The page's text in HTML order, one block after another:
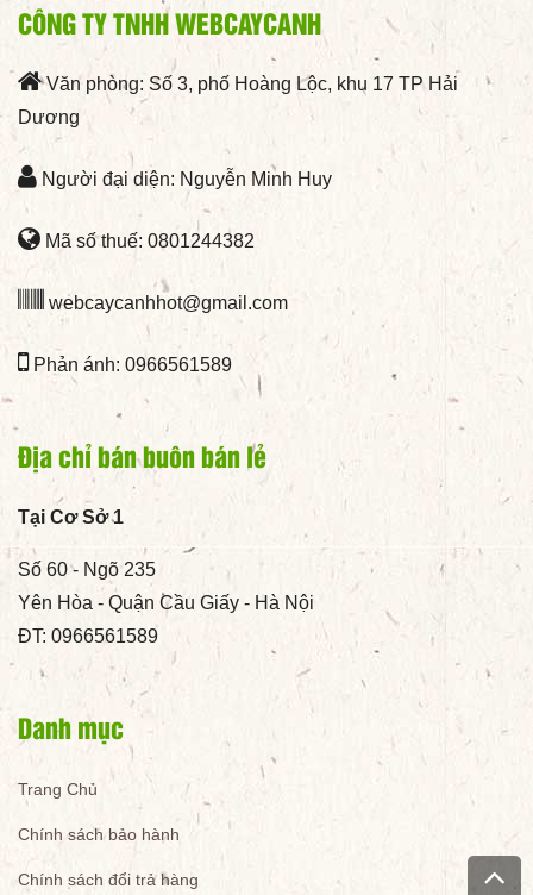
CÔNG TY TNHH WEBCAYCANH
Văn phòng: Số 3, phố Hoàng Lộc, khu 17 TP Hải
Dương
Người đại diện: Nguyễn Minh Huy
Mã số thuế: 0801244382
webcaycanhhot@gmail.com
Phản ánh: 0966561589
Địa chỉ bán buôn bán lẻ
Tại Cơ Sở 1
Số 60 - Ngõ 235
Yên Hòa - Quận Cầu Giấy - Hà Nội
ĐT: 0966561589
Danh mục
Trang Chủ
Chính sách bảo hành
Chính sách đổi trả hàng